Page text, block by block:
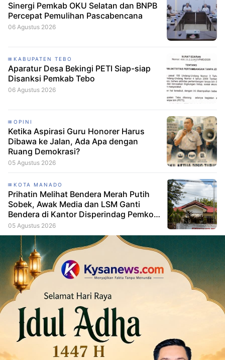
Sinergi Pemkab OKU Selatan dan BNPB
Percepat Pemulihan Pascabencana
06 Agustus 2026
KABUPATEN TEBO
Aparatur Desa Bekingi PETI Siap-siap
Disanksi Pemkab Tebo
06 Agustus 2026
OPINI
Ketika Aspirasi Guru Honorer Harus
Dibawa ke Jalan, Ada Apa dengan
Ruang Demokrasi?
05 Agustus 2026
KOTA MANADO
Prihatin Melihat Bendera Merah Putih
Sobek, Awak Media dan LSM Ganti
Bendera di Kantor Disperindag Pemkot
Manado
05 Agustus 2026